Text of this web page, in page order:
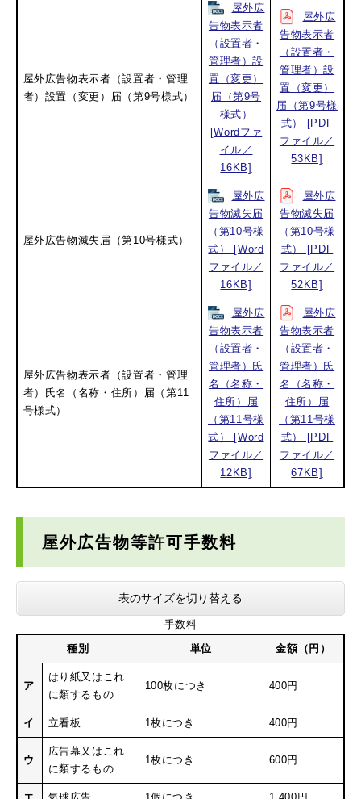
屋外広告物表示者（設置者・管理
者）設置（変更）届（第9号様式）
屋外広
告物表示者
（設置者・
管理者）設
置（変更）
届（第9号
様式）​
[Wordファ
イル／
16KB]
屋外広
告物表示者
（設置者・
管理者）設
置（変更）
届（第9号様
式）​ [PDF
ファイル／
53KB]
屋外広告物滅失届（第10号様式）
屋外広
告物滅失届
（第10号様
式）​ [Word
ファイル／
16KB]
屋外広
告物滅失届
（第10号様
式）​ [PDF
ファイル／
52KB]
屋外広告物表示者（設置者・管理
者）氏名（名称・住所）届（第11
号様式）
屋外広
告物表示者
（設置者・
管理者）氏
名（名称・
住所）届
（第11号様
式）​ [Word
ファイル／
12KB]
屋外広
告物表示者
（設置者・
管理者）氏
名（名称・
住所）届
（第11号様
式）​ [PDF
ファイル／
67KB]
屋外広告物等許可手数料
表のサイズを切り替える
手数料
種別
単位 金額（円）
ア
はり紙又はこれ
に類するもの
100枚につき 400円
イ 立看板 1枚につき 400円
ウ
広告幕又はこれ
に類するもの
1枚につき 600円